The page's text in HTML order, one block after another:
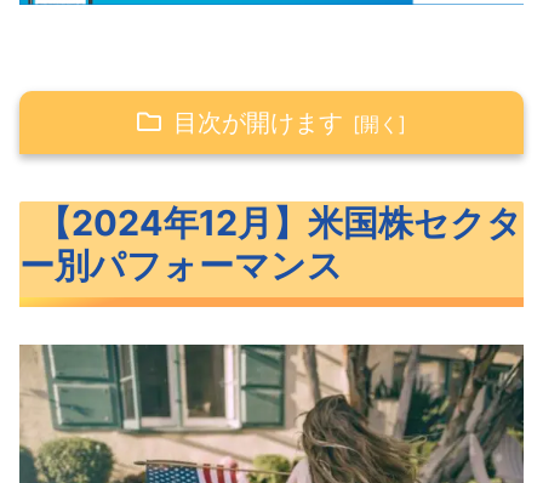
目次が開けます
マンス
【1ヶ月】セクター別パフォーマンス
【6ヶ月】セクター別パフォーマンス
【1年】セクター別パフォーマンス
おすすめのセクターETF11銘柄とリターン比
【2024年12月】米国株セクタ
ー別パフォーマンス